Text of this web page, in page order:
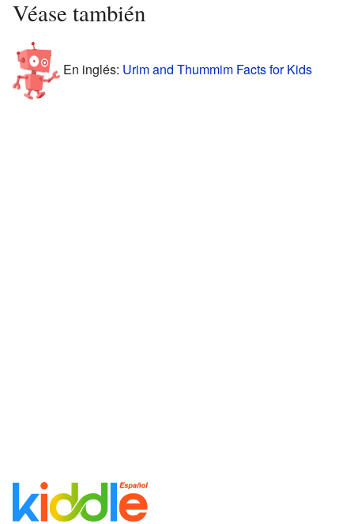
Véase también
En inglés: Urim and Thummim Facts for Kids